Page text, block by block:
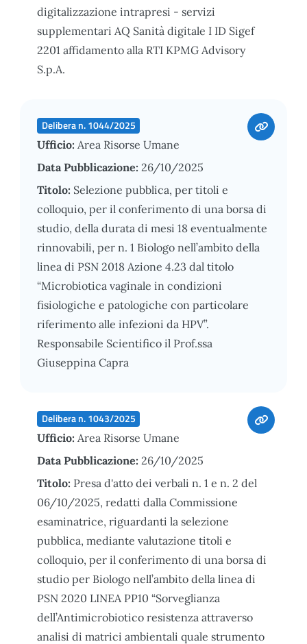
digitalizzazione intrapresi - servizi
supplementari AQ Sanità digitale I ID Sigef
2201 affidamento alla RTI KPMG Advisory
S.p.A.
Delibera n. 1044/2025
Ufficio: Area Risorse Umane
Data Pubblicazione: 26/10/2025
Titolo: Selezione pubblica, per titoli e
colloquio, per il conferimento di una borsa di
studio, della durata di mesi 18 eventualmente
rinnovabili, per n. 1 Biologo nell’ambito della
linea di PSN 2018 Azione 4.23 dal titolo
“Microbiotica vaginale in condizioni
fisiologiche e patologiche con particolare
riferimento alle infezioni da HPV”.
Responsabile Scientifico il Prof.ssa
Giuseppina Capra
Delibera n. 1043/2025
Ufficio: Area Risorse Umane
Data Pubblicazione: 26/10/2025
Titolo: Presa d'atto dei verbali n. 1 e n. 2 del
06/10/2025, redatti dalla Commissione
esaminatrice, riguardanti la selezione
pubblica, mediante valutazione titoli e
colloquio, per il conferimento di una borsa di
studio per Biologo nell’ambito della linea di
PSN 2020 LINEA PP10 “Sorveglianza
dell’Antimicrobiotico resistenza attraverso
analisi di matrici ambientali quale strumento